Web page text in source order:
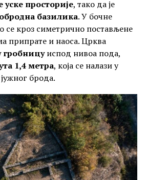
уске просторије, тако да је
базилика. У бочне
се кроз симетрично постављене
припрате и наоса. Црква
гробницуиспод нивоа пода,
1,4 метра, која се налази у
брода.